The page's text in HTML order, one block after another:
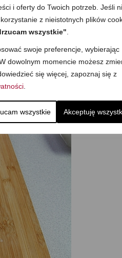
i oferty do Twoich potrzeb. Jeśli
z nieistotnych plików
wszystkie"
swoje preferencje, wybierając
W dowolnym momencie możesz
się więcej, zapoznaj się z
wszystkie Akceptuję
Dosypuję mielone siemię